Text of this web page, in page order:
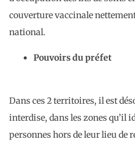
couverture vaccinale
national.
Pouvoirs du préfet
Dans ces 2 territoires, il est
interdise, dans les zones qu’il
personnes hors de leur lieu de